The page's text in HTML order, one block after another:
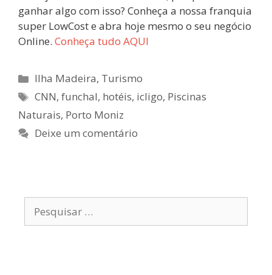
ganhar algo com isso? Conheça a nossa franquia
super LowCost e abra hoje mesmo o seu negócio
Online. Conheça tudo AQUI
Categorias
Ilha Madeira, Turismo
Etiquetas
CNN,funchal, hotéis, icligo, Piscinas
Naturais, Porto Moniz
Deixe um comentário
por: